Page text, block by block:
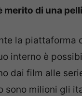
merito di una
la piattaforma
interno è
dai film alle
sono milioni gli